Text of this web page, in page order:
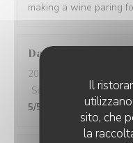
Il
sito, che
la
making a wine paring
David
2026-05-28
Servizio
Atmosfera
5/5